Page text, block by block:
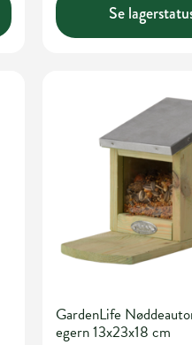
Se
GardenLife
egern 13x23x18 cm